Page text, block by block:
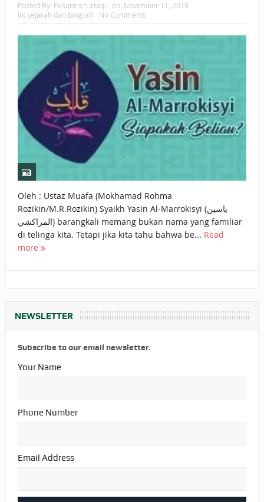
Posted By: Pesantren Irtaqi on: November 11, 2018
In: sejarah dan biografi No Comments
Oleh : Ustaz Muafa (Mokhamad Rohma
Rozikin/M.R.Rozikin) Syaikh Yasin Al-Marrokisyi (ياسين
المراكشي) barangkali memang bukan nama yang familiar
di telinga kita. Tetapi jika kita tahu bahwa be... Read
more
NEWSLETTER
Subscribe to our email newsletter.
Your Name
Phone Number
Email Address